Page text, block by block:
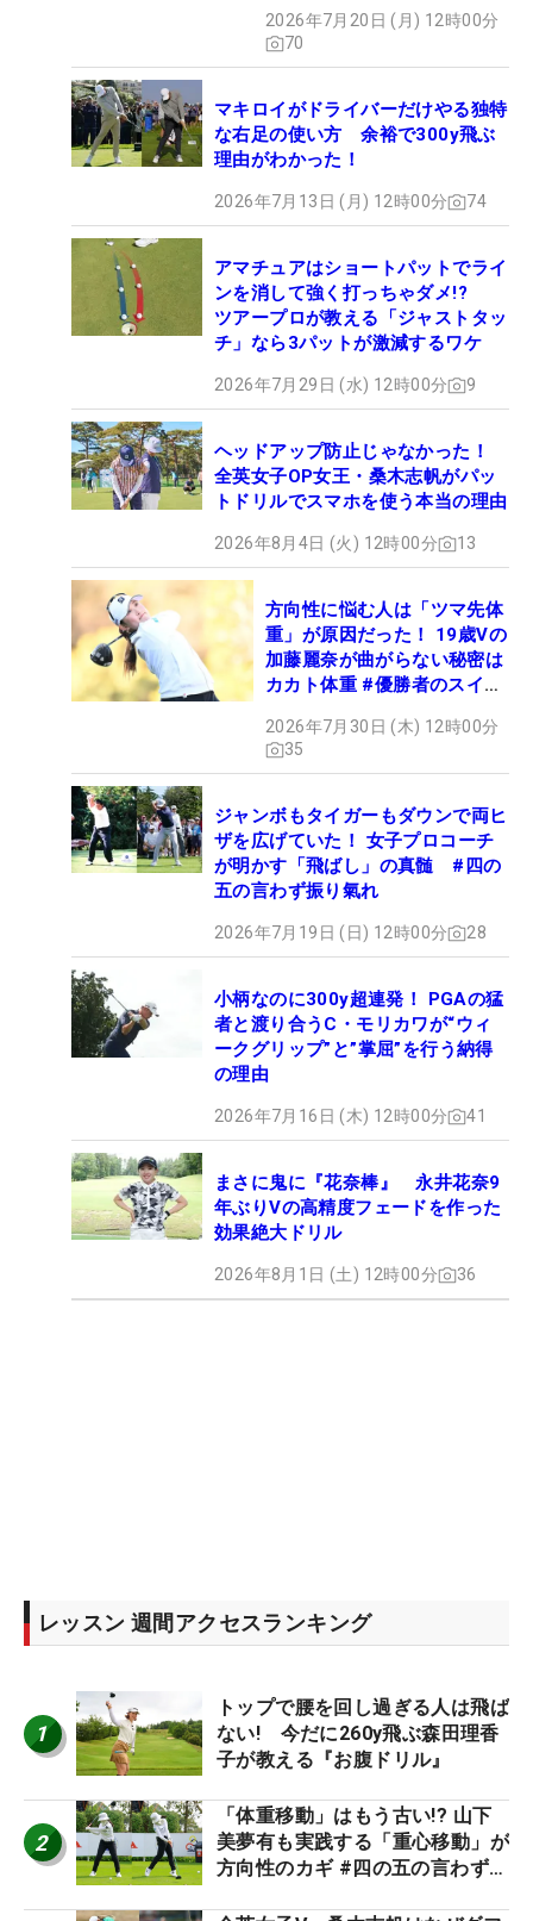
2026年7月20日 (月) 12時00分
70
マキロイがドライバーだけやる独特
な右足の使い方 余裕で300y飛ぶ
理由がわかった！
2026年7月13日 (月) 12時00分 74
アマチュアはショートパットでライ
ンを消して強く打っちゃダメ!?
ツアープロが教える「ジャストタッ
チ」なら3パットが激減するワケ
2026年7月29日 (水) 12時00分 9
ヘッドアップ防止じゃなかった！
全英女子OP女王・桑木志帆がパッ
トドリルでスマホを使う本当の理由
2026年8月4日 (火) 12時00分 13
方向性に悩む人は「ツマ先体
重」が原因だった！ 19歳Vの
加藤麗奈が曲がらない秘密は
カカト体重 #優勝者のスイン
2026年7月30日 (木) 12時00分
35
ジャンボもタイガーもダウンで両ヒ
ザを広げていた！ 女子プロコーチ
が明かす「飛ばし」の真髄 #四の
五の言わず振り氣れ
2026年7月19日 (日) 12時00分 28
小柄なのに300y超連発！ PGAの猛
者と渡り合うC・モリカワが“ウィ
ークグリップ”と”掌屈”を行う納得
の理由
2026年7月16日 (木) 12時00分 41
まさに鬼に『花奈棒』 永井花奈9
年ぶりVの高精度フェードを作った
効果絶大ドリル
2026年8月1日 (土) 12時00分 36
レッスン 週間アクセスランキング
1
トップで腰を回し過ぎる人は飛ば
ない! 今だに260y飛ぶ森田理香
子が教える『お腹ドリル』
2
「体重移動」はもう古い!? 山下
美夢有も実践する「重心移動」が
方向性のカギ #四の五の言わず振